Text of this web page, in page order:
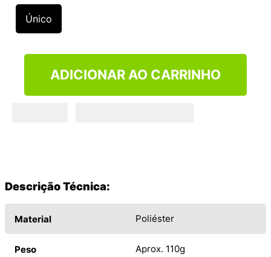
Único
ADICIONAR AO CARRINHO
Descrição Técnica:
Material Poliéster
Peso Aprox. 110g